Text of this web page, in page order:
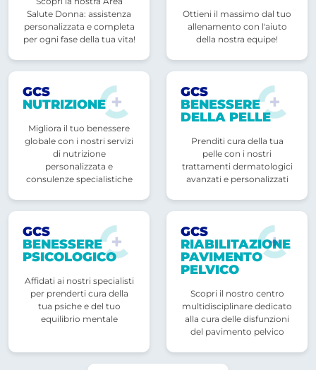
Salute Donna: assistenza
personalizzata e completa
per ogni fase della tua vita!
Ottieni il massimo dal tuo
allenamento con l'aiuto
della nostra equipe!
GCS
NUTRIZIONE
Migliora il tuo benessere
globale con i nostri servizi
di nutrizione
personalizzata e
consulenze specialistiche
GCS
BENESSERE
DELLA PELLE
Prenditi cura della tua
pelle con i nostri
trattamenti dermatologici
avanzati e personalizzati
GCS
BENESSERE
PSICOLOGICO
Affidati ai nostri specialisti
per prenderti cura della
tua psiche e del tuo
equilibrio mentale
GCS
RIABILITAZIONE
PAVIMENTO
PELVICO
Scopri il nostro centro
multidisciplinare dedicato
alla cura delle disfunzioni
del pavimento pelvico